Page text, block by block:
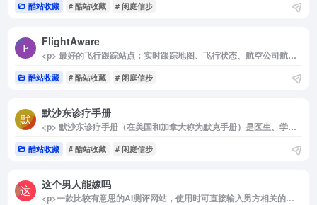
酷站收藏 # 酷站收藏 # 闲庭信步
FlightAware
<p> 最好的飞行跟踪站点：实时跟踪地图、飞行状态、航空公司航班延误、私人/通用航空飞行及机场信息。 </p>
酷站收藏 # 酷站收藏 # 闲庭信步
默沙东诊疗手册
<p> 默沙东诊疗手册（在美国和加拿大称为默克手册）是医生、学生和消费者的医学参考书的全球标准——自 1899 年至今。 </p>
酷站收藏 # 酷站收藏 # 闲庭信步
这个男人能嫁吗
<p>一款比较有意思的AI测评网站，使用时可直接输入男方相关的基础资料，如年龄、身高体重、学历、家庭成员状况以及性格等条件，AI小助手便会通过这些条件分析家庭、收入、性格等方面来气评估男方是否能嫁？</p>